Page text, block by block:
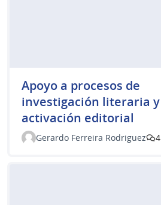
Apoyo a procesos de
investigación literaria y
activación editorial
Gerardo Ferreira Rodriguez 4